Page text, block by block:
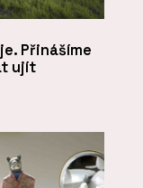
Přinášíme
ujít